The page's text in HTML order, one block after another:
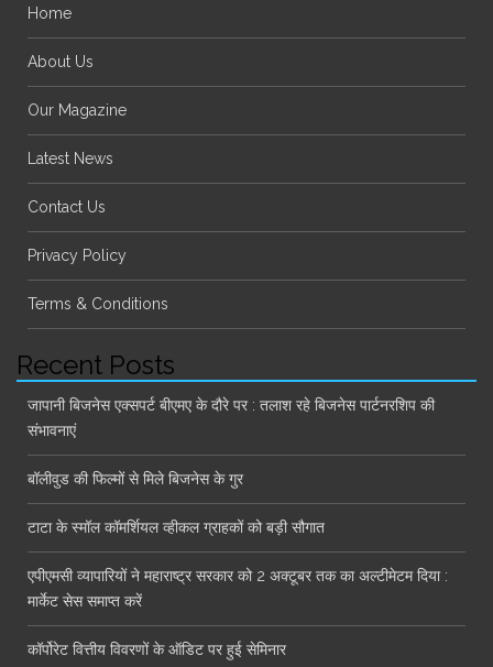
Home
About Us
Our Magazine
Latest News
Contact Us
Privacy Policy
Terms & Conditions
Recent Posts
जापानी बिजनेस एक्सपर्ट बीएमए के दौरे पर : तलाश रहे बिजनेस पार्टनरशिप की
संभावनाएं
बॉलीवुड की फिल्मों से मिले बिजनेस के गुर
टाटा के स्मॉल कॉमर्शियल व्हीकल ग्राहकों को बड़ी सौगात
एपीएमसी व्यापारियों ने महाराष्ट्र सरकार को 2 अक्टूबर तक का अल्टीमेटम दिया :
मार्केट सेस समाप्त करें
कॉर्पोरेट वित्तीय विवरणों के ऑडिट पर हुई सेमिनार